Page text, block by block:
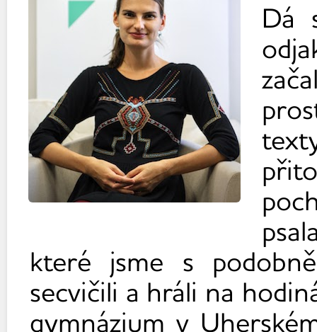
Dá
které jsme s
secvičili a hráli na
gymnázium v